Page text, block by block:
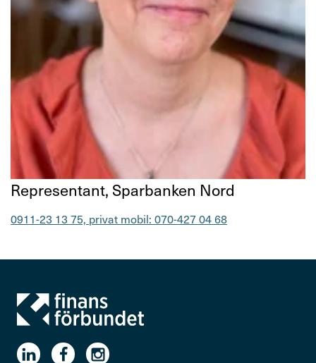
Kontakta oss
In English
Logga in
Titel
Repre­sen­tant, Spar­banken Nord
Telefonnummer
0911-23 13 75, privat mobil: 070-427 04 68